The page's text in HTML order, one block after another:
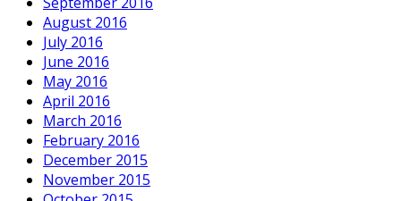
August 2016
July 2016
June 2016
May 2016
April 2016
March 2016
February 2016
December 2015
November 2015